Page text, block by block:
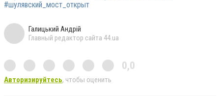
#шулявский_мост_открыт
Галицький Андрій
Главный редактор сайта 44.ua
0,0
Авторизируйтесь, чтобы оценить